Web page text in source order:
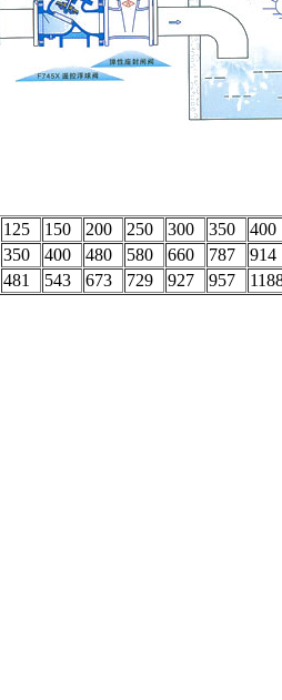
125 150 200 250 300 350
400
350 400 480 580 660 787
914
481 543 673 729 927 957